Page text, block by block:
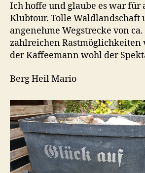
Ich hoffe und glaube es war für
Klubtour. Tolle Waldlandschaft
angenehme Wegstrecke von
zahlreichen Rastmöglichkeiten
der Kaffeemann wohl der
Berg Heil Mario